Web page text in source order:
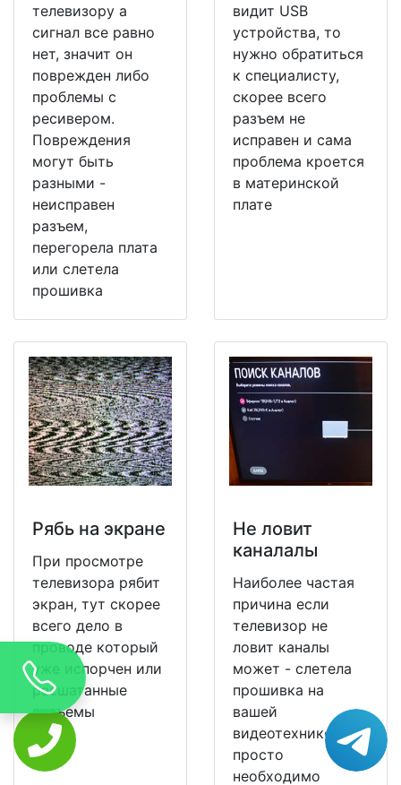
телевизору а
сигнал все равно
нет, значит он
поврежден либо
проблемы с
ресивером.
Повреждения
могут быть
разными -
неисправен
разъем,
перегорела плата
или слетела
прошивка
видит USB
устройства, то
нужно обратиться
к специалисту,
скорее всего
разъем не
исправен и сама
проблема кроется
в материнской
плате
Рябь на экране
При просмотре
телевизора рябит
экран, тут скорее
всего дело в
проводе который
уже испорчен или
расшатанные
разъемы
Не ловит
каналалы
Наиболее частая
причина если
телевизор не
ловит каналы
может - слетела
прошивка на
вашей
видеотехнике и ее
просто
необходимо